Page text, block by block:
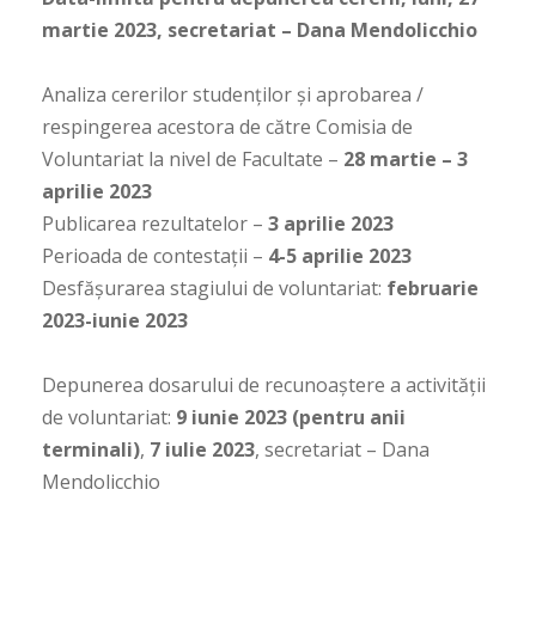
martie 2023, secretariat – Dana Mendolicchio
Analiza cererilor studenților și aprobarea /
respingerea acestora de către Comisia de
Voluntariat la nivel de Facultate – 28 martie – 3
aprilie 2023
Publicarea rezultatelor – 3 aprilie 2023
Perioada de contestații – 4-5 aprilie 2023
Desfășurarea stagiului de voluntariat: februarie
2023-iunie 2023
Depunerea dosarului de recunoaștere a activității
de voluntariat: 9 iunie 2023 (pentru anii
terminali), 7 iulie 2023, secretariat – Dana
Mendolicchio